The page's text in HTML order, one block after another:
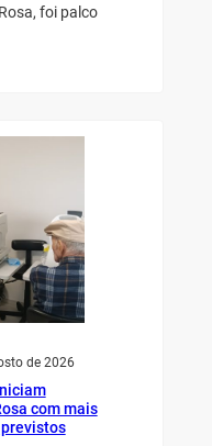
foi palco
de 2026
com mais